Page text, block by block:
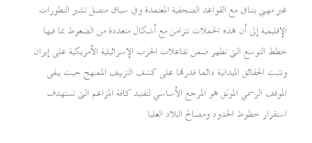
غير مهني يتنافى مع القواعد الصحفية المعتمدة وفي سياق متصل تشير التطورات
الإقليمية إلى أن هذه الحملات تتزامن مع أشكال متعددة من الضغوط بما فيها
خطط التوسع التي تظهر ضمن تفاعلات الحرب الإسرائيلية الأمريكية على إيران
وتثبت الحقائق الميدانية دائما قدرتها على كشف التزييف الممنهج حيث يبقى
الموقف الرسمي الموثق هو المرجع الأساسي لتفنيد كافة المزاعم التي تستهدف
استقرار خطوط الحدود ومصالح البلاد العليا